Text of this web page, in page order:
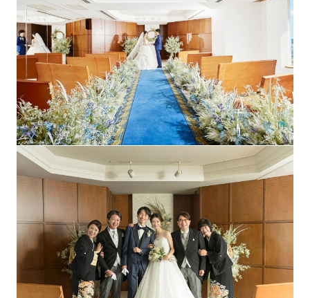
宿泊施設 あり、手配可能
二次会 二次会利用可能
浜松町駅より無料シャトルバスあり
支払方法
契約時に5万円を前払い。婚礼当日までに全額お支払い
（現金）